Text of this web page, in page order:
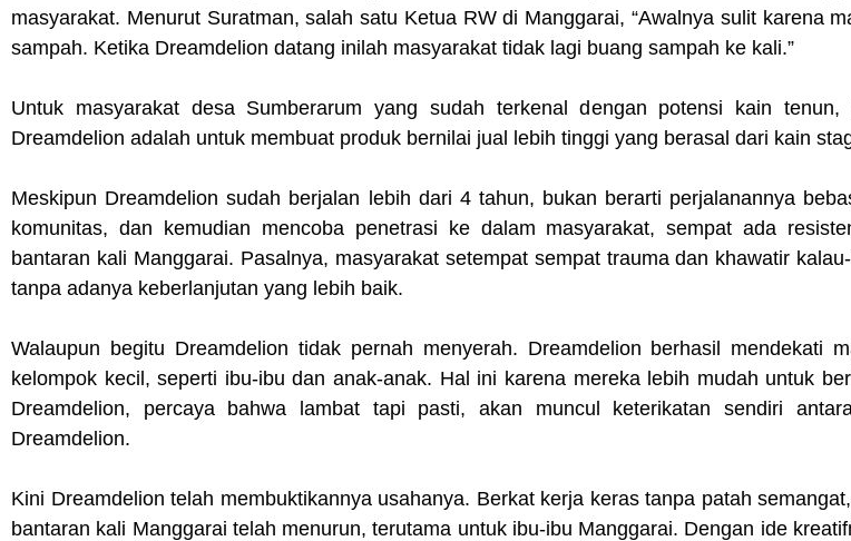
masyarakat. Menurut Suratman, salah satu Ketua RW di Manggarai, “Awalnya sulit karena
sampah. Ketika Dreamdelion datang inilah masyarakat tidak lagi buang sampah ke kali.”
Untuk masyarakat desa Sumberarum yang sudah terkenal dengan potensi kain tenun,
Dreamdelion adalah untuk membuat produk bernilai jual lebih tinggi yang berasal dari kain
Meskipun Dreamdelion sudah berjalan lebih dari 4 tahun, bukan berarti perjalanannya
komunitas, dan kemudian mencoba penetrasi ke dalam masyarakat, sempat ada
bantaran kali Manggarai. Pasalnya, masyarakat setempat sempat trauma dan khawatir
tanpa adanya keberlanjutan yang lebih baik.
Walaupun begitu Dreamdelion tidak pernah menyerah. Dreamdelion berhasil mendekati
kelompok kecil, seperti ibu-ibu dan anak-anak. Hal ini karena mereka lebih mudah untuk
Dreamdelion, percaya bahwa lambat tapi pasti, akan muncul keterikatan sendiri
Dreamdelion.
Kini Dreamdelion telah membuktikannya usahanya. Berkat kerja keras tanpa patah
bantaran kali Manggarai telah menurun, terutama untuk ibu-ibu Manggarai. Dengan ide